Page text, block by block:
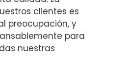
clientes es
preocupación, y
para
nuestras